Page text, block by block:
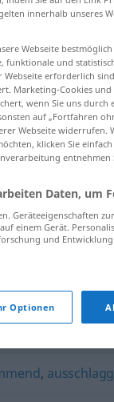
,
innerhalb unseres
Webseite
und
erforderlich
Marketing-Cookies
wenn Sie uns
auf „Fortfahren
Webseite widerrufen.
klicken Sie
entnehmen
Daten, um
Geräteeigenschaften
einem Gerät.
und
Optionen